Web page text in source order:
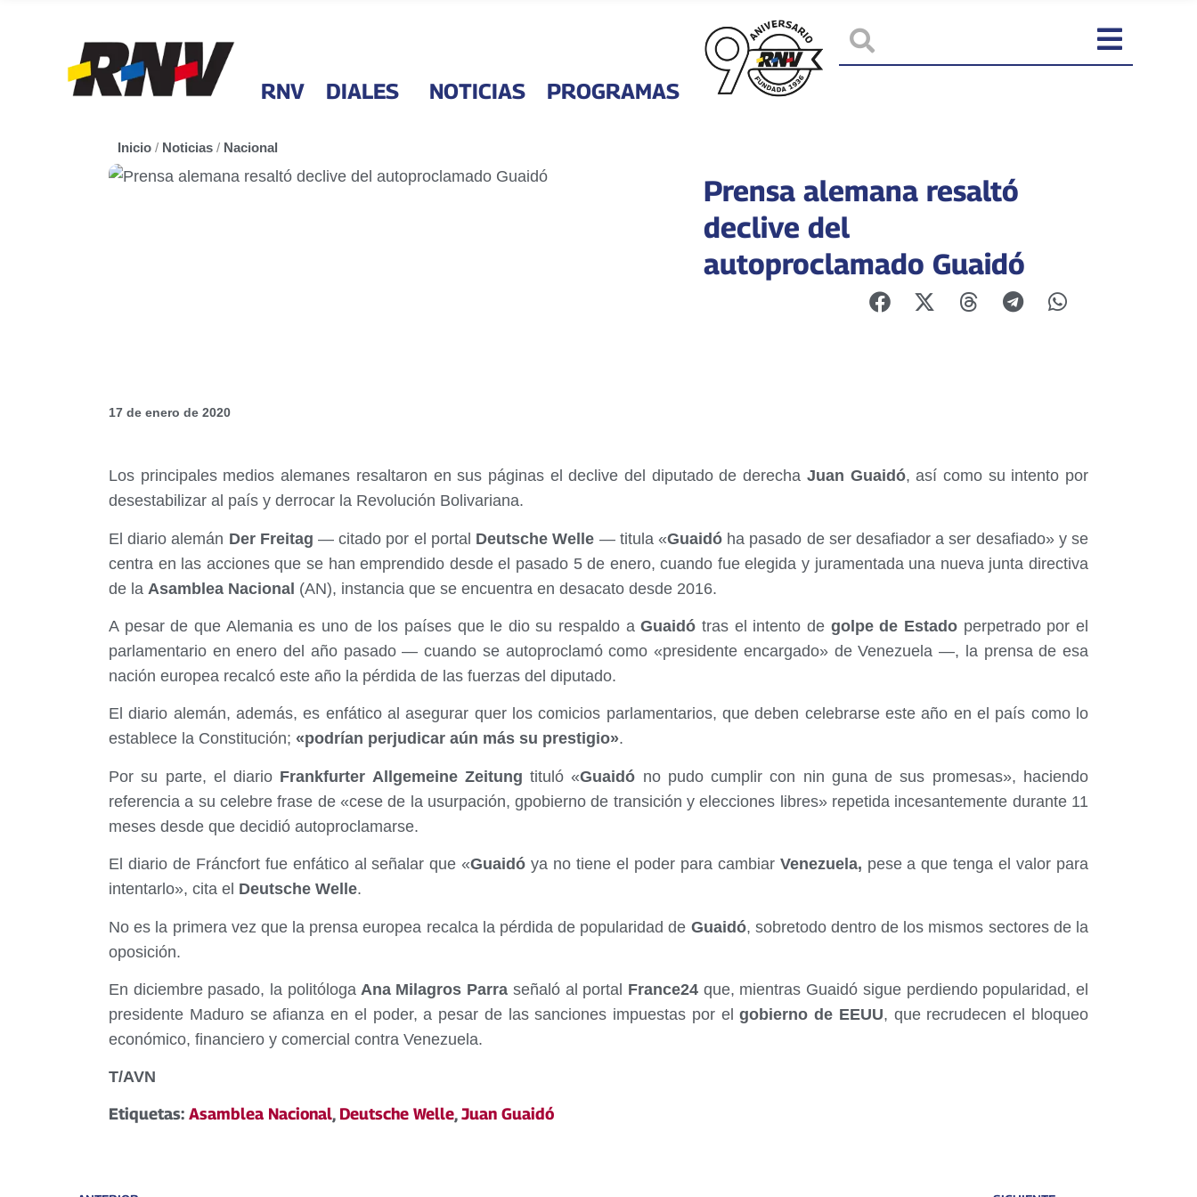
RNV DIALES NOTICIAS PROGRAMAS
Inicio / Noticias / Nacional
Prensa alemana resaltó
declive del
autoproclamado Guaidó
17 de enero de 2020
Los principales medios alemanes resaltaron en sus páginas el declive del diputado de derecha Juan Guaidó, así como su intento por
desestabilizar al país y derrocar la Revolución Bolivariana.
El diario alemán Der Freitag — citado por el portal Deutsche Welle — titula «Guaidóha pasado de ser desafiador a ser desafiado» y se
centra en las acciones que se han emprendido desde el pasado 5 de enero, cuando fue elegida y juramentada una nueva junta directiva
de la Asamblea Nacional (AN), instancia que se encuentra en desacato desde 2016.
A pesar de que Alemania es uno de los países que le dio su respaldo aGuaidó tras el intento de golpe de Estado perpetrado por el
parlamentario en enero del año pasado — cuando se autoproclamó como «presidente encargado» de Venezuela —, la prensa de esa
nación europea recalcó este año la pérdida de las fuerzas del diputado.
El diario alemán, además, es enfático al asegurar quer los comicios parlamentarios, que deben celebrarse este año en el país como lo
establece la Constitución; «podrían perjudicar aún más su prestigio».
Por su parte, el diario Frankfurter Allgemeine Zeitung tituló «Guaidó no pudo cumplir con nin guna de sus promesas», haciendo
referencia a su celebre frase de «cese de la usurpación, gpobierno de transición y elecciones libres» repetida incesantemente durante 11
meses desde que decidió autoproclamarse.
El diario de Fráncfort fue enfático al señalar que «Guaidó ya no tiene el poder para cambiar Venezuela, pese a que tenga el valor para
intentarlo», cita el Deutsche Welle.
No es la primera vez que la prensa europea recalca la pérdida de popularidad de Guaidó, sobretodo dentro de los mismos sectores de la
oposición.
En diciembre pasado, la politólogaAna Milagros Parra señaló al portal France24que, mientras Guaidó sigue perdiendo popularidad, el
presidente Maduro se afianza en el poder, a pesar de las sanciones impuestas por elgobierno de EEUU, que recrudecen el bloqueo
económico, financiero y comercial contra Venezuela.
T/AVN
Etiquetas: Asamblea Nacional, Deutsche Welle,Juan Guaidó